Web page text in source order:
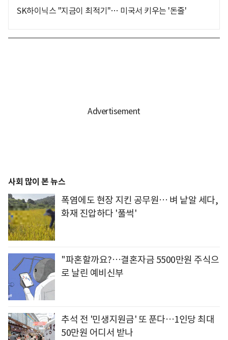
SK하이닉스 "지금이 최적기"… 미국서 키우는 '돈줄'
사회 많이 본 뉴스
폭염에도 현장 지킨 공무원… 벼 낱알 세다,
화재 진압하다 '풀썩'
"파혼할까요?…결혼자금 5500만원 주식으
로 날린 예비신부
추석 전 '민생지원금' 또 푼다…1인당 최대
50만원 어디서 받나